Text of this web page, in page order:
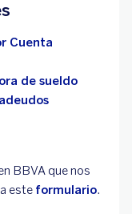
Cuenta
de sueldo
BBVA que nos
este formulario.